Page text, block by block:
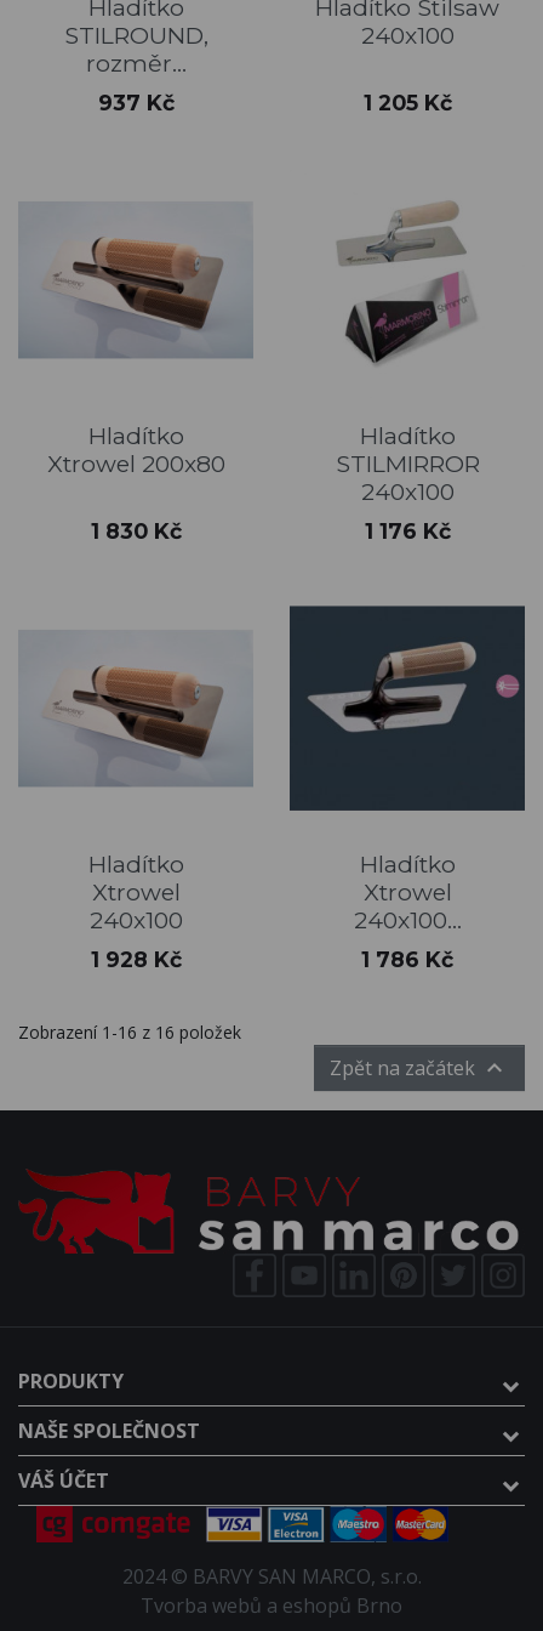
Hladítko
STILROUND,
rozměr...
Cena
937 Kč
Hladítko Stilsaw
240x100
Cena
1 205 Kč
Hladítko
Xtrowel 200x80
Cena
1 830 Kč
Hladítko
STILMIRROR
240x100
Cena
1 176 Kč
Hladítko
Xtrowel
240x100
Cena
1 928 Kč
Hladítko
Xtrowel
240x100...
Cena
1 786 Kč
Zobrazení 1-16 z 16 položek
Zpět na začátek 
PRODUKTY
NAŠE SPOLEČNOST
VÁŠ ÚČET
2024 © BARVY SAN MARCO, s.r.o.
Tvorba webů a eshopů Brno